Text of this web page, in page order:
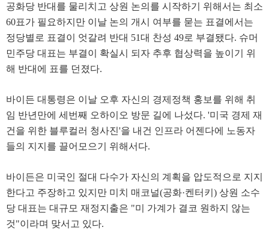
공화당 반대를 물리치고 상원 논의를 시작하기 위해서는 최소
60표가 필요하지만 이날 논의 개시 여부를 묻는 표결에서는
정당별로 표결이 엇갈려 반대 51대 찬성 49로 부결됐다. 슈머
민주당 대표는 부결이 확실시 되자 추후 협상력을 높이기 위
해 반대에 표를 던졌다.
바이든 대통령은 이날 오후 자신의 경제정책 홍보를 위해 취
임 반년만에 세번째 오하이오 방문 길에 나섰다. '미국 경제 재
건을 위한 블루컬러 청사진'을 내건 인프라 어젠다에 노동자
들의 지지를 끌어모으기 위해서다.
바이든은 미국인 절대 다수가 자신의 계획을 압도적으로 지지
한다고 주장하고 있지만 미치 매코널(공화·켄터키) 상원 소수
당 대표는 대규모 재정지출은 "미 가계가 결코 원하지 않는
것"이라며 맞서고 있다.